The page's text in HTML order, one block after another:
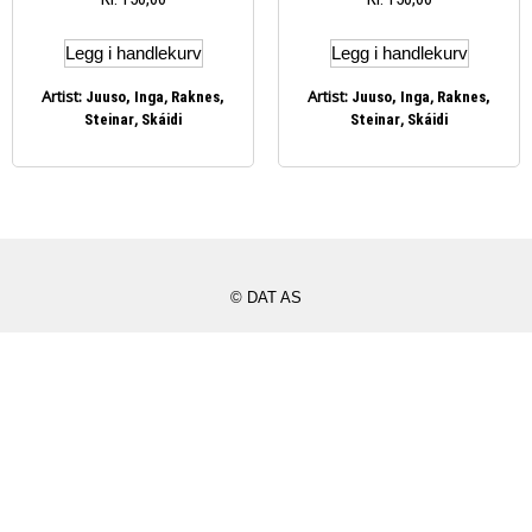
Legg i handlekurv
Artist: Juuso, Inga, Raknes,
Steinar, Skáidi
Legg i handlekurv
Artist: Juuso, Inga, Raknes,
Steinar, Skáidi
© DAT AS